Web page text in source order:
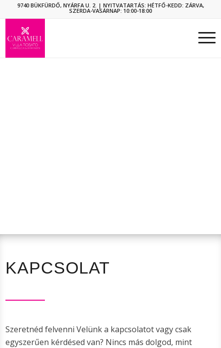
9740 BÜKFÜRDŐ, NYÁRFA U. 2. | NYITVATARTÁS: HÉTFŐ-KEDD: ZÁRVA,
SZERDA-VASÁRNAP: 10:00-18:00
KAPCSOLAT
Szeretnéd felvenni Velünk a kapcsolatot vagy csak
egyszerűen kérdésed van? Nincs más dolgod, mint